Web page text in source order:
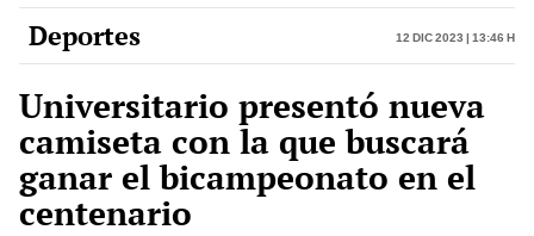
Deportes 12 Dic 2023 | 13:46 h
Universitario presentó nueva
camiseta con la que buscará
ganar el bicampeonato en el
centenario